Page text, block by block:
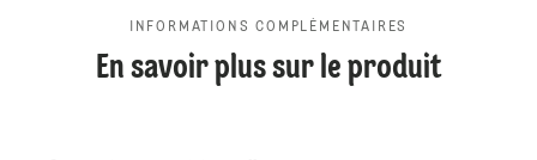
INFORMATIONS COMPLÉMENTAIRES
En savoir plus sur le produit